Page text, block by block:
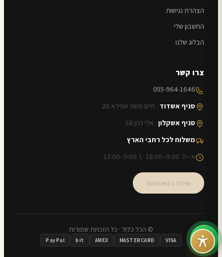
הצהרת נגישות
החשבון שלי
הבלוג שלנו
צרו קשר
055-964-1646
סניף אשדוד · חיים משה שפירא 20
סניף אשקלון · אלי כהן 58
משלוח לכל רחבי הארץ
א׳–ה׳ 9:00–18:00 · ו׳ 9:00–13:00
שיחה בוואטסאפ
© הכל כלול · כל הזכויות שמורות
VISA
MASTERCARD
AMEX
bit
PayPal